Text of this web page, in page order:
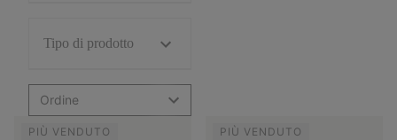
Tipo di prodotto
Ordine
PIÙ VENDUTO PIÙ VENDUTO